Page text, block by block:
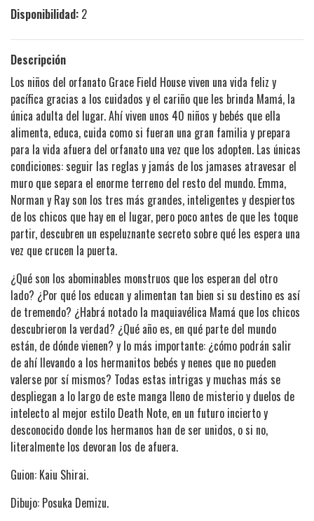
Disponibilidad: 2
Descripción
Los niños del orfanato Grace Field House viven una vida feliz y
pacífica gracias a los cuidados y el cariño que les brinda Mamá, la
única adulta del lugar. Ahí viven unos 40 niños y bebés que ella
alimenta, educa, cuida como si fueran una gran familia y prepara
para la vida afuera del orfanato una vez que los adopten. Las únicas
condiciones: seguir las reglas y jamás de los jamases atravesar el
muro que separa el enorme terreno del resto del mundo. Emma,
Norman y Ray son los tres más grandes, inteligentes y despiertos
de los chicos que hay en el lugar, pero poco antes de que les toque
partir, descubren un espeluznante secreto sobre qué les espera una
vez que crucen la puerta.
¿Qué son los abominables monstruos que los esperan del otro
lado? ¿Por qué los educan y alimentan tan bien si su destino es así
de tremendo? ¿Habrá notado la maquiavélica Mamá que los chicos
descubrieron la verdad? ¿Qué año es, en qué parte del mundo
están, de dónde vienen? y lo más importante: ¿cómo podrán salir
de ahí llevando a los hermanitos bebés y nenes que no pueden
valerse por sí mismos? Todas estas intrigas y muchas más se
despliegan a lo largo de este manga lleno de misterio y duelos de
intelecto al mejor estilo Death Note, en un futuro incierto y
desconocido donde los hermanos han de ser unidos, o si no,
literalmente los devoran los de afuera.
Guion: Kaiu Shirai.
Dibujo: Posuka Demizu.